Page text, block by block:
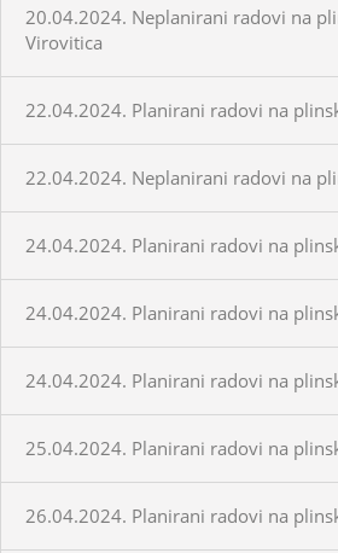
20.04.2024. Neplanirani radovi na
Virovitica
22.04.2024. Planirani radovi na
22.04.2024. Neplanirani radovi na
24.04.2024. Planirani radovi na
24.04.2024. Planirani radovi na
24.04.2024. Planirani radovi na
25.04.2024. Planirani radovi na
26.04.2024. Planirani radovi na